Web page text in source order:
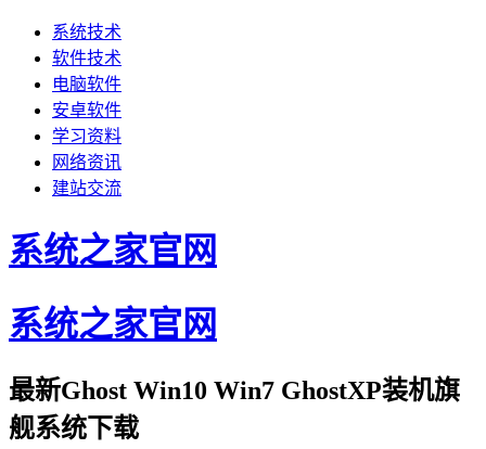
系统技术
软件技术
电脑软件
安卓软件
学习资料
网络资讯
建站交流
系统之家官网
系统之家官网
最新Ghost Win10 Win7 GhostXP装机旗
舰系统下载